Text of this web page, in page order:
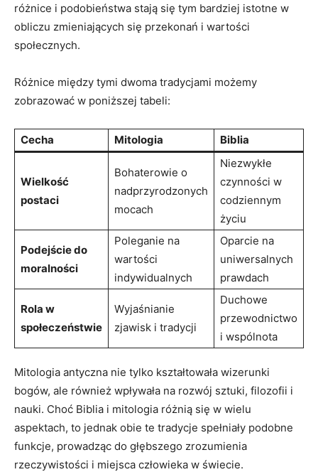
różnice i podobieństwa stają się tym bardziej istotne w
obliczu zmieniających się przekonań i wartości
społecznych.
Różnice między tymi dwoma tradycjami możemy
zobrazować w poniższej tabeli:
Cecha Mitologia Biblia
Wielkość
postaci
Bohaterowie o
nadprzyrodzonych
mocach
Niezwykłe
czynności w
codziennym
życiu
Podejście do
moralności
Poleganie na
wartości
indywidualnych
Oparcie na
uniwersalnych
prawdach
Rola w
społeczeństwie
Wyjaśnianie
zjawisk i tradycji
Duchowe
przewodnictwo
i wspólnota
Mitologia antyczna nie tylko kształtowała wizerunki
bogów, ale również wpływała na rozwój sztuki, filozofii i
nauki. Choć Biblia i mitologia różnią się w wielu
aspektach, to jednak obie te tradycje spełniały podobne
funkcje, prowadząc do głębszego zrozumienia
rzeczywistości i miejsca człowieka w świecie.